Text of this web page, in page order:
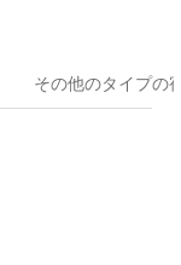
その他のタ⁠イ⁠プ⁠の